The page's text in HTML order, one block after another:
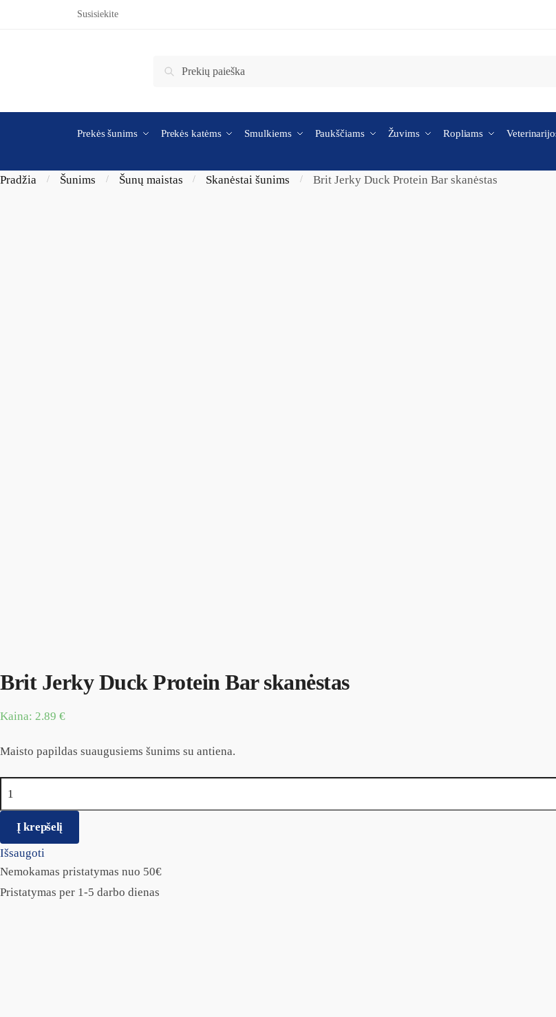
Skip to navigationSusisiekite
Ieškoti:
Ieškoti
Prekės šunims Prekės katėms Smulkiems Paukščiams Žuvims Ropliams
Pradžia / Šunims / Šunų maistas / Skanėstai šunims / Brit Jerky Duck Protein Bar skanėstas
Brit Jerky Duck Protein Bar skanėstas
Kaina: 2.89 €
Maisto papildas suaugusiems šunims su antiena.
Į krepšelį
Išsaugoti
Nemokamas pristatymas nuo 50€
Pristatymas per 1-5 darbo dienas